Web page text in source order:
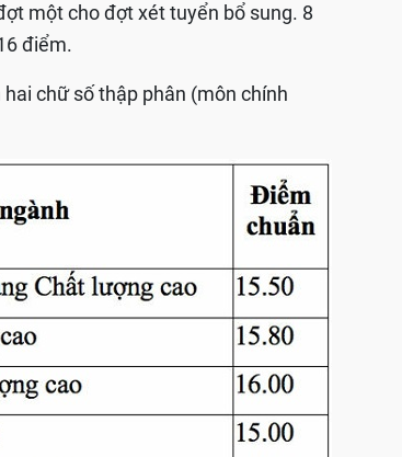
một cho đợt xét tuyển bổ sung. 8
điểm.
chữ số thập phân (môn chính